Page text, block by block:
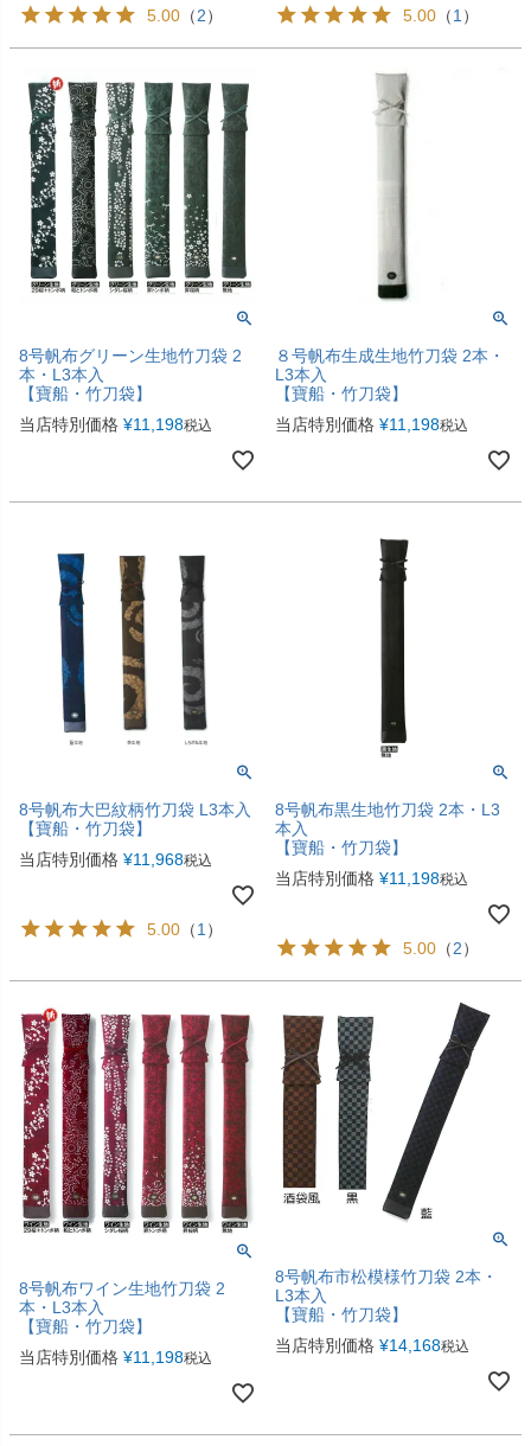
5.00 （2） 5.00 （1）
8号帆布グリーン生地竹刀袋 2
本・L3本入
【寶船・竹刀袋】
当店特別価格 ¥11,198税込
８号帆布生成生地竹刀袋 2本・
L3本入
【寶船・竹刀袋】
当店特別価格 ¥11,198税込
8号帆布大巴紋柄竹刀袋 L3本入
【寶船・竹刀袋】
当店特別価格 ¥11,968税込
5.00 （1）
8号帆布黒生地竹刀袋 2本・L3
本入
【寶船・竹刀袋】
当店特別価格 ¥11,198税込
5.00 （2）
8号帆布ワイン生地竹刀袋 2
本・L3本入
【寶船・竹刀袋】
当店特別価格 ¥11,198税込
8号帆布市松模様竹刀袋 2本・
L3本入
【寶船・竹刀袋】
当店特別価格 ¥14,168税込